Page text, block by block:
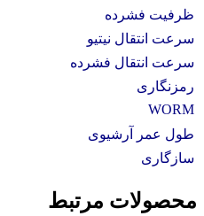
ظرفیت فشرده
سرعت انتقال نیتیو
سرعت انتقال فشرده
رمزنگاری
WORM
طول عمر آرشیوی
سازگاری
محصولات مرتبط